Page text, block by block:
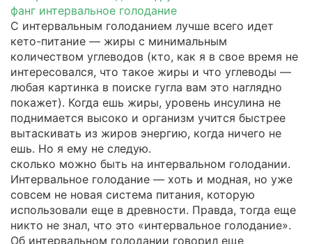
фанг интервальное голодание
С интервальным голоданием лучше всего идет
кето-питание — жиры с минимальным
количеством углеводов (кто, как я в свое время не
интересовался, что такое жиры и что углеводы —
любая картинка в поиске гугла вам это наглядно
покажет). Когда ешь жиры, уровень инсулина не
поднимается высоко и организм учится быстрее
вытаскивать из жиров энергию, когда ничего не
ешь. Но я ему не следую.
сколько можно быть на интервальном голодании.
Интервальное голодание — хоть и модная, но уже
совсем не новая система питания, которую
использовали еще в древности. Правда, тогда еще
никто не знал, что это «интервальное голодание».
Об интервальном голодании говорил еще